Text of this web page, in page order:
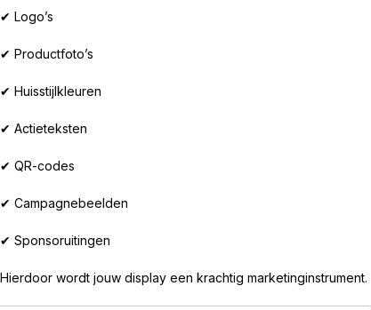
✔ Logo’s
✔ Productfoto’s
✔ Huisstijlkleuren
✔ Actieteksten
✔ QR-codes
✔ Campagnebeelden
✔ Sponsoruitingen
Hierdoor wordt jouw display een krachtig marketinginstrument.